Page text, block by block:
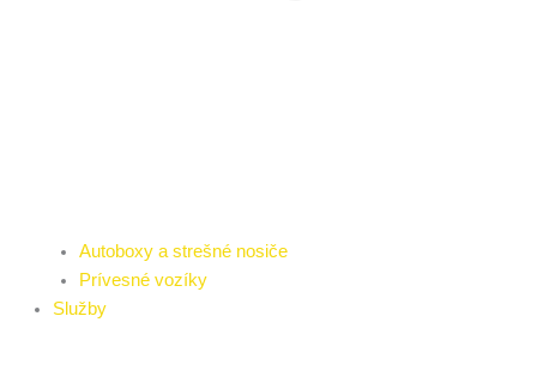
Autoboxy a strešné nosiče
Prívesné vozíky
Služby